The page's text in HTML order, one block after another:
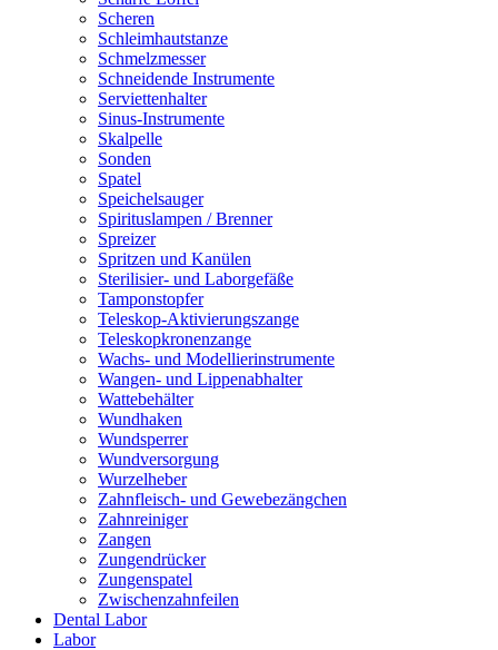
Scheren
Schleimhautstanze
Schmelzmesser
Schneidende Instrumente
Serviettenhalter
Sinus-Instrumente
Skalpelle
Sonden
Spatel
Speichelsauger
Spirituslampen / Brenner
Spreizer
Spritzen und Kanülen
Sterilisier- und Laborgefäße
Tamponstopfer
Teleskop-Aktivierungszange
Teleskopkronenzange
Wachs- und Modellierinstrumente
Wangen- und Lippenabhalter
Wattebehälter
Wundhaken
Wundsperrer
Wundversorgung
Wurzelheber
Zahnfleisch- und Gewebezängchen
Zahnreiniger
Zangen
Zungendrücker
Zungenspatel
Zwischenzahnfeilen
Dental Labor
Labor